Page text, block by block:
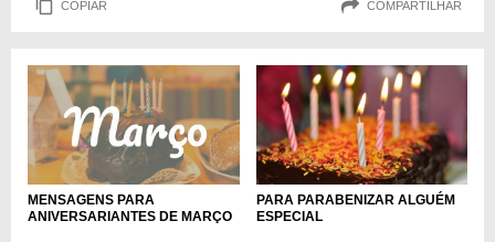
COPIAR COMPARTILHAR
MENSAGENS PARA
ANIVERSARIANTES DE MARÇO
PARA PARABENIZAR ALGUÉM
ESPECIAL